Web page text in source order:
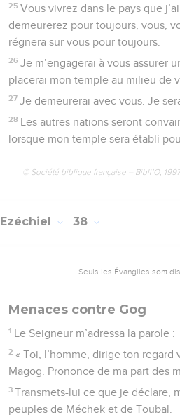
25 Vous vivrez dans le pays que
demeurerez pour toujours, vous,
régnera sur vous pour toujours.
26 Je m’engagerai à vous assurer
placerai mon temple au milieu de
27 Je demeurerai avec vous. Je
28 Les autres nations seront
lorsque mon temple sera établi
© Société biblique française – Bibli’O,
Ezéchiel 38
Seuls les Évangiles sont
Menaces contre Gog
1 Le Seigneur m’adressa la parole :
2 « Toi, l’homme, dirige ton
Magog. Prononce de ma part des
3 Transmets-lui ce que je déclare,
peuples de Méchek et de Toubal.